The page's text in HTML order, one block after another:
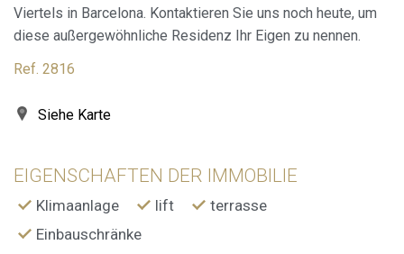
Viertels in Barcelona. Kontaktieren Sie uns noch heute, um
diese außergewöhnliche Residenz Ihr Eigen zu nennen.
Ref. 2816
Siehe Karte
EIGENSCHAFTEN DER IMMOBILIE
Klimaanlage lift
terrasse
Einbauschränke
Marketing und Publizität
die Präferenzen und persönlichen Entscheidungen des
die Surfgewohnheiten auf der Website kennen und